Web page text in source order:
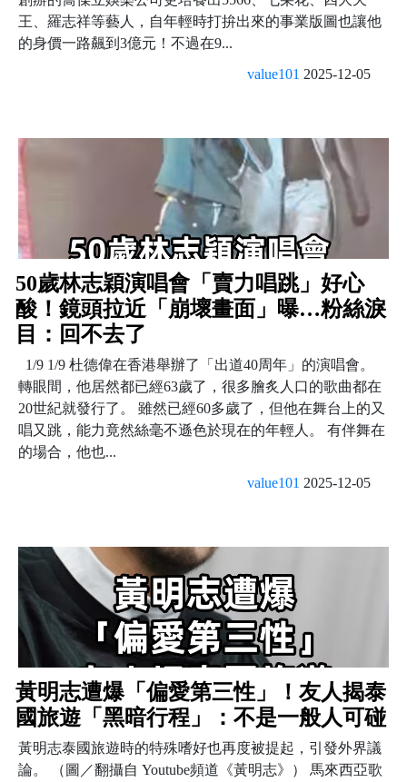
王、羅志祥等藝人，自年輕時打拚出來的事業版圖也讓他
的身價一路飆到3億元！不過在9...
value101 2025-12-05
50歲林志穎演唱會「賣力唱跳」好心
酸！鏡頭拉近「崩壞畫面」曝…粉絲淚
目：回不去了
1/9 1/9 杜德偉在香港舉辦了「出道40周年」的演唱會。
轉眼間，他居然都已經63歲了，很多膾炙人口的歌曲都在
20世紀就發行了。 雖然已經60多歲了，但他在舞台上的又
唱又跳，能力竟然絲毫不遜色於現在的年輕人。 有伴舞在
的場合，他也...
value101 2025-12-05
黃明志遭爆「偏愛第三性」！友人揭泰
國旅遊「黑暗行程」：不是一般人可碰
黃明志泰國旅遊時的特殊嗜好也再度被提起，引發外界議
論。 （圖／翻攝自 Youtube頻道《黃明志》） 馬來西亞歌